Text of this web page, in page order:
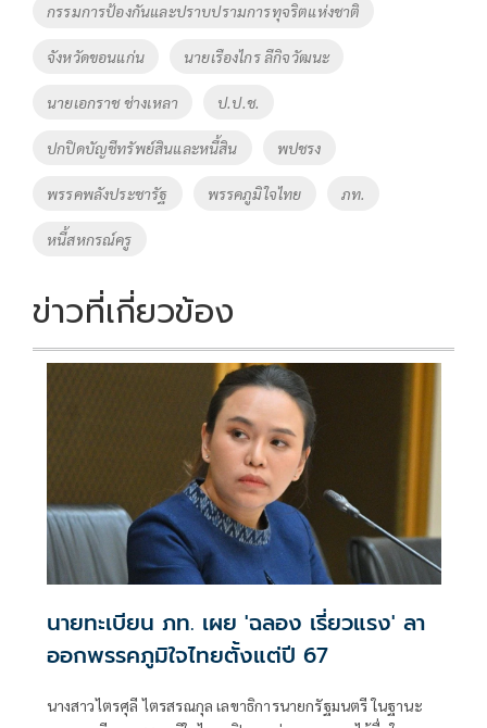
o
k
Tags
กรรมการป้องกันและปราบปรามการทุจริตแห่งชาติ
จังหวัดขอนแก่น นายเรืองไกร ลีกิจวัฒนะ
นายเอกราช ช่างเหลา ป.ป.ช.
ปกปิดบัญชีทรัพย์สินและหนี้สิน พปชรง
พรรคพลังประชารัฐ พรรคภูมิใจไทย ภท.
หนี้สหกรณ์ครู
ข่าวที่เกี่ยวข้อง
นายทะเบียน ภท. เผย 'ฉลอง เรี่ยวแรง' ลา
ออกพรรคภูมิใจไทยตั้งแต่ปี 67
นางสาวไตรศุลี ไตรสรณกุล เลขาธิการนายกรัฐมนตรี ในฐานะ